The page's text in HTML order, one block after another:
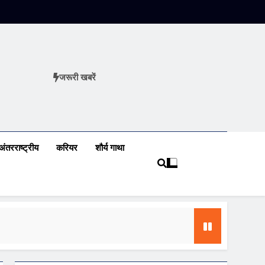
जरूरी खबरें
करियर शौर्य गाथा